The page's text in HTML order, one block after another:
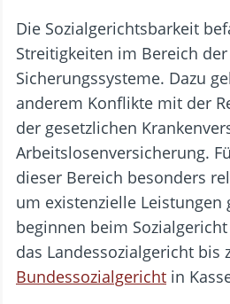
Die Sozialgerichtsbarkeit
Streitigkeiten im Bereich
Sicherungssysteme. Dazu
anderem Konflikte mit der
der gesetzlichen
Arbeitslosenversicherung.
dieser Bereich besonders
um existenzielle Leistungen
beginnen beim
das Landessozialgericht bis
Bundessozialgericht in